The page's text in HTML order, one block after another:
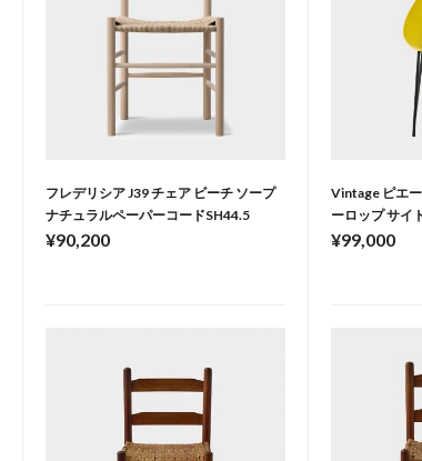
フレデリシア J39 チェア ビーチ ソープ
ナチュラルペーパーコードSH44.5
¥90,200
Vintage ピエ
ーロップ サイ
¥99,000